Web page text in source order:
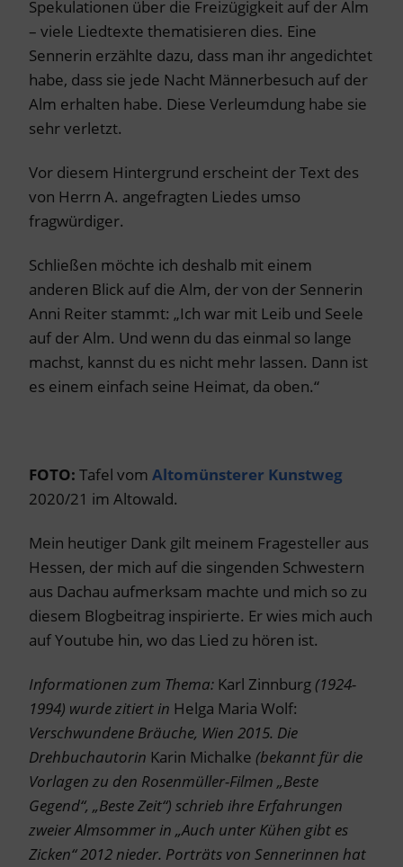
Spekulationen über die Freizügigkeit auf der Alm
– viele Liedtexte thematisieren dies. Eine
Sennerin erzählte dazu, dass man ihr angedichtet
habe, dass sie jede Nacht Männerbesuch auf der
Alm erhalten habe. Diese Verleumdung habe sie
sehr verletzt.
Vor diesem Hintergrund erscheint der Text des
von Herrn A. angefragten Liedes umso
fragwürdiger.
Schließen möchte ich deshalb mit einem
anderen Blick auf die Alm, der von der Sennerin
Anni Reiter stammt: „Ich war mit Leib und Seele
auf der Alm. Und wenn du das einmal so lange
machst, kannst du es nicht mehr lassen. Dann ist
es einem einfach seine Heimat, da oben.“
FOTO: Tafel vom Altomünsterer Kunstweg
2020/21 im Altowald.
Mein heutiger Dank gilt meinem Fragesteller aus
Hessen, der mich auf die singenden Schwestern
aus Dachau aufmerksam machte und mich so zu
diesem Blogbeitrag inspirierte. Er wies mich auch
auf Youtube hin, wo das Lied zu hören ist.
Informationen zum Thema: Karl Zinnburg (1924-
1994) wurde zitiert in Helga Maria Wolf:
Verschwundene Bräuche, Wien 2015. Die
Drehbuchautorin Karin Michalke (bekannt für die
Vorlagen zu den Rosenmüller-Filmen „Beste
Gegend“, „Beste Zeit“) schrieb ihre Erfahrungen
zweier Almsommer in „Auch unter Kühen gibt es
Zicken“ 2012 nieder. Porträts von Sennerinnen hat